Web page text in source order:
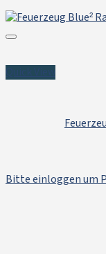
Bitte einloggen um